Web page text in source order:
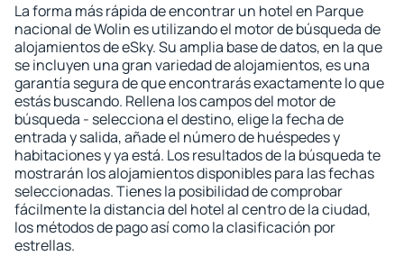
La forma más rápida de encontrar un hotel en Parque
nacional de Wolin es utilizando el motor de búsqueda de
alojamientos de eSky. Su amplia base de datos, en la que
se incluyen una gran variedad de alojamientos, es una
garantía segura de que encontrarás exactamente lo que
estás buscando. Rellena los campos del motor de
búsqueda - selecciona el destino, elige la fecha de
entrada y salida, añade el número de huéspedes y
habitaciones y ya está. Los resultados de la búsqueda te
mostrarán los alojamientos disponibles para las fechas
seleccionadas. Tienes la posibilidad de comprobar
fácilmente la distancia del hotel al centro de la ciudad,
los métodos de pago así como la clasificación por
estrellas.